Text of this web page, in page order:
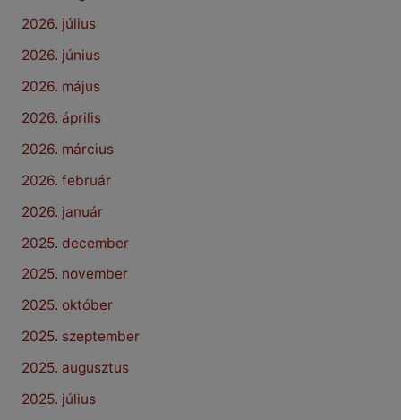
2026. július
2026. június
2026. május
2026. április
2026. március
2026. február
2026. január
2025. december
2025. november
2025. október
2025. szeptember
2025. augusztus
2025. július